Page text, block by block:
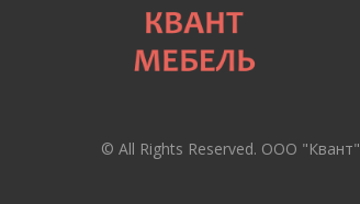
© All Rights Reserved. ООО "Квант"